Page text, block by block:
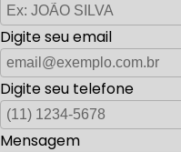
Digite seu email
Digite seu telefone
Mensagem